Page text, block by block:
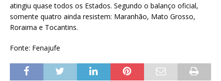
atingiu quase todos os Estados. Segundo o balanço oficial,
somente quatro ainda resistem: Maranhão, Mato Grosso,
Roraima e Tocantins.
Fonte: Fenajufe